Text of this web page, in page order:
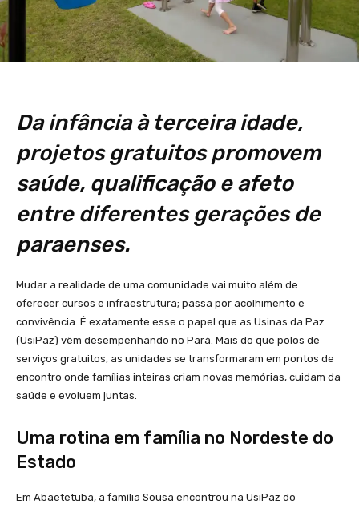
Da infância à terceira idade,
projetos gratuitos promovem
saúde, qualificação e afeto
entre diferentes gerações de
paraenses.
Mudar a realidade de uma comunidade vai muito além de
oferecer cursos e infraestrutura; passa por acolhimento e
convivência. É exatamente esse o papel que as Usinas da Paz
(UsiPaz) vêm desempenhando no Pará. Mais do que polos de
serviços gratuitos, as unidades se transformaram em pontos de
encontro onde famílias inteiras criam novas memórias, cuidam da
saúde e evoluem juntas.
Uma rotina em família no Nordeste do
Estado
Em Abaetetuba, a família Sousa encontrou na UsiPaz do